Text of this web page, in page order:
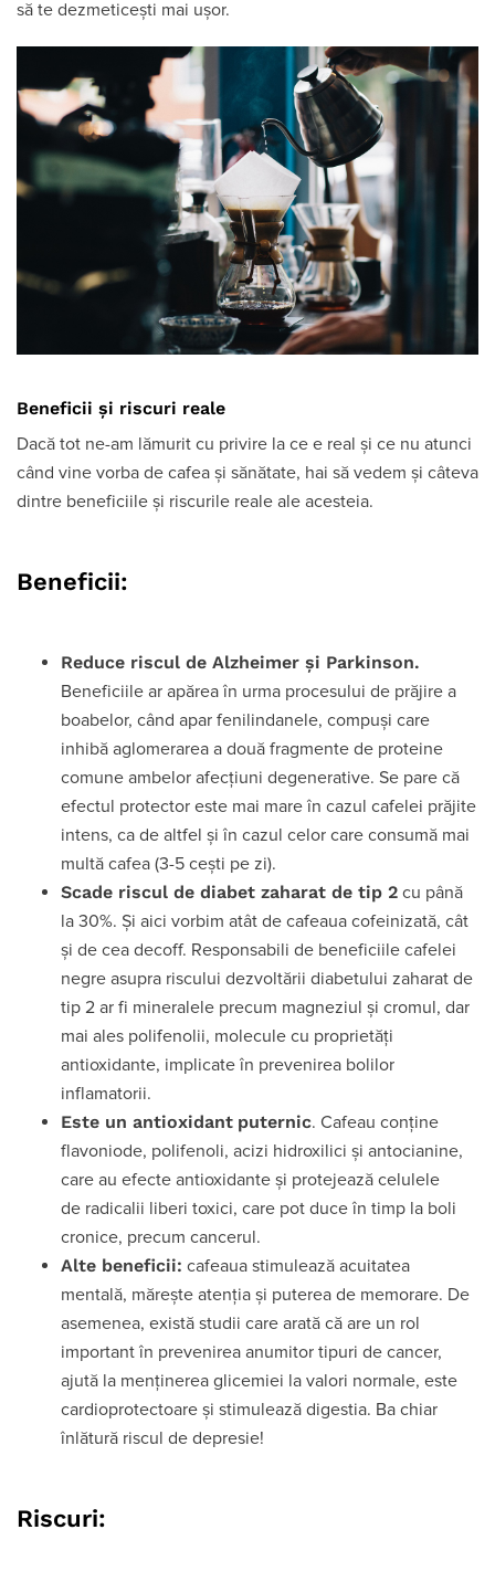
să te dezmeticești mai ușor.
Beneficii și riscuri reale
Dacă tot ne-am lămurit cu privire la ce e real și ce nu atunci
când vine vorba de cafea și sănătate, hai să vedem și câteva
dintre beneficiile și riscurile reale ale acesteia.
Beneficii:
Reduce riscul de Alzheimer și Parkinson.
Beneficiile ar apărea în urma procesului de prăjire a
boabelor, când apar fenilindanele, compuși care
inhibă aglomerarea a două fragmente de proteine
comune ambelor afecțiuni degenerative. Se pare că
efectul protector este mai mare în cazul cafelei prăjite
intens, ca de altfel și în cazul celor care consumă mai
multă cafea (3-5 cești pe zi).
Scade riscul de diabet zaharat de tip 2 cu până
la 30%. Și aici vorbim atât de cafeaua cofeinizată, cât
și de cea decoff. Responsabili de beneficiile cafelei
negre asupra riscului dezvoltării diabetului zaharat de
tip 2 ar fi mineralele precum magneziul și cromul, dar
mai ales polifenolii, molecule cu proprietăți
antioxidante, implicate în prevenirea bolilor
inflamatorii.
Este un antioxidant puternic. Cafeau conține
flavoniode, polifenoli, acizi hidroxilici și antocianine,
care au efecte antioxidante și protejează celulele
de radicalii liberi toxici, care pot duce în timp la boli
cronice, precum cancerul.
Alte beneficii: cafeaua stimulează acuitatea
mentală, mărește atenţia și puterea de memorare. De
asemenea, există studii care arată că are un rol
important în prevenirea anumitor tipuri de cancer,
ajută la menținerea glicemiei la valori normale, este
cardioprotectoare și stimulează digestia. Ba chiar
înlătură riscul de depresie!
Riscuri: